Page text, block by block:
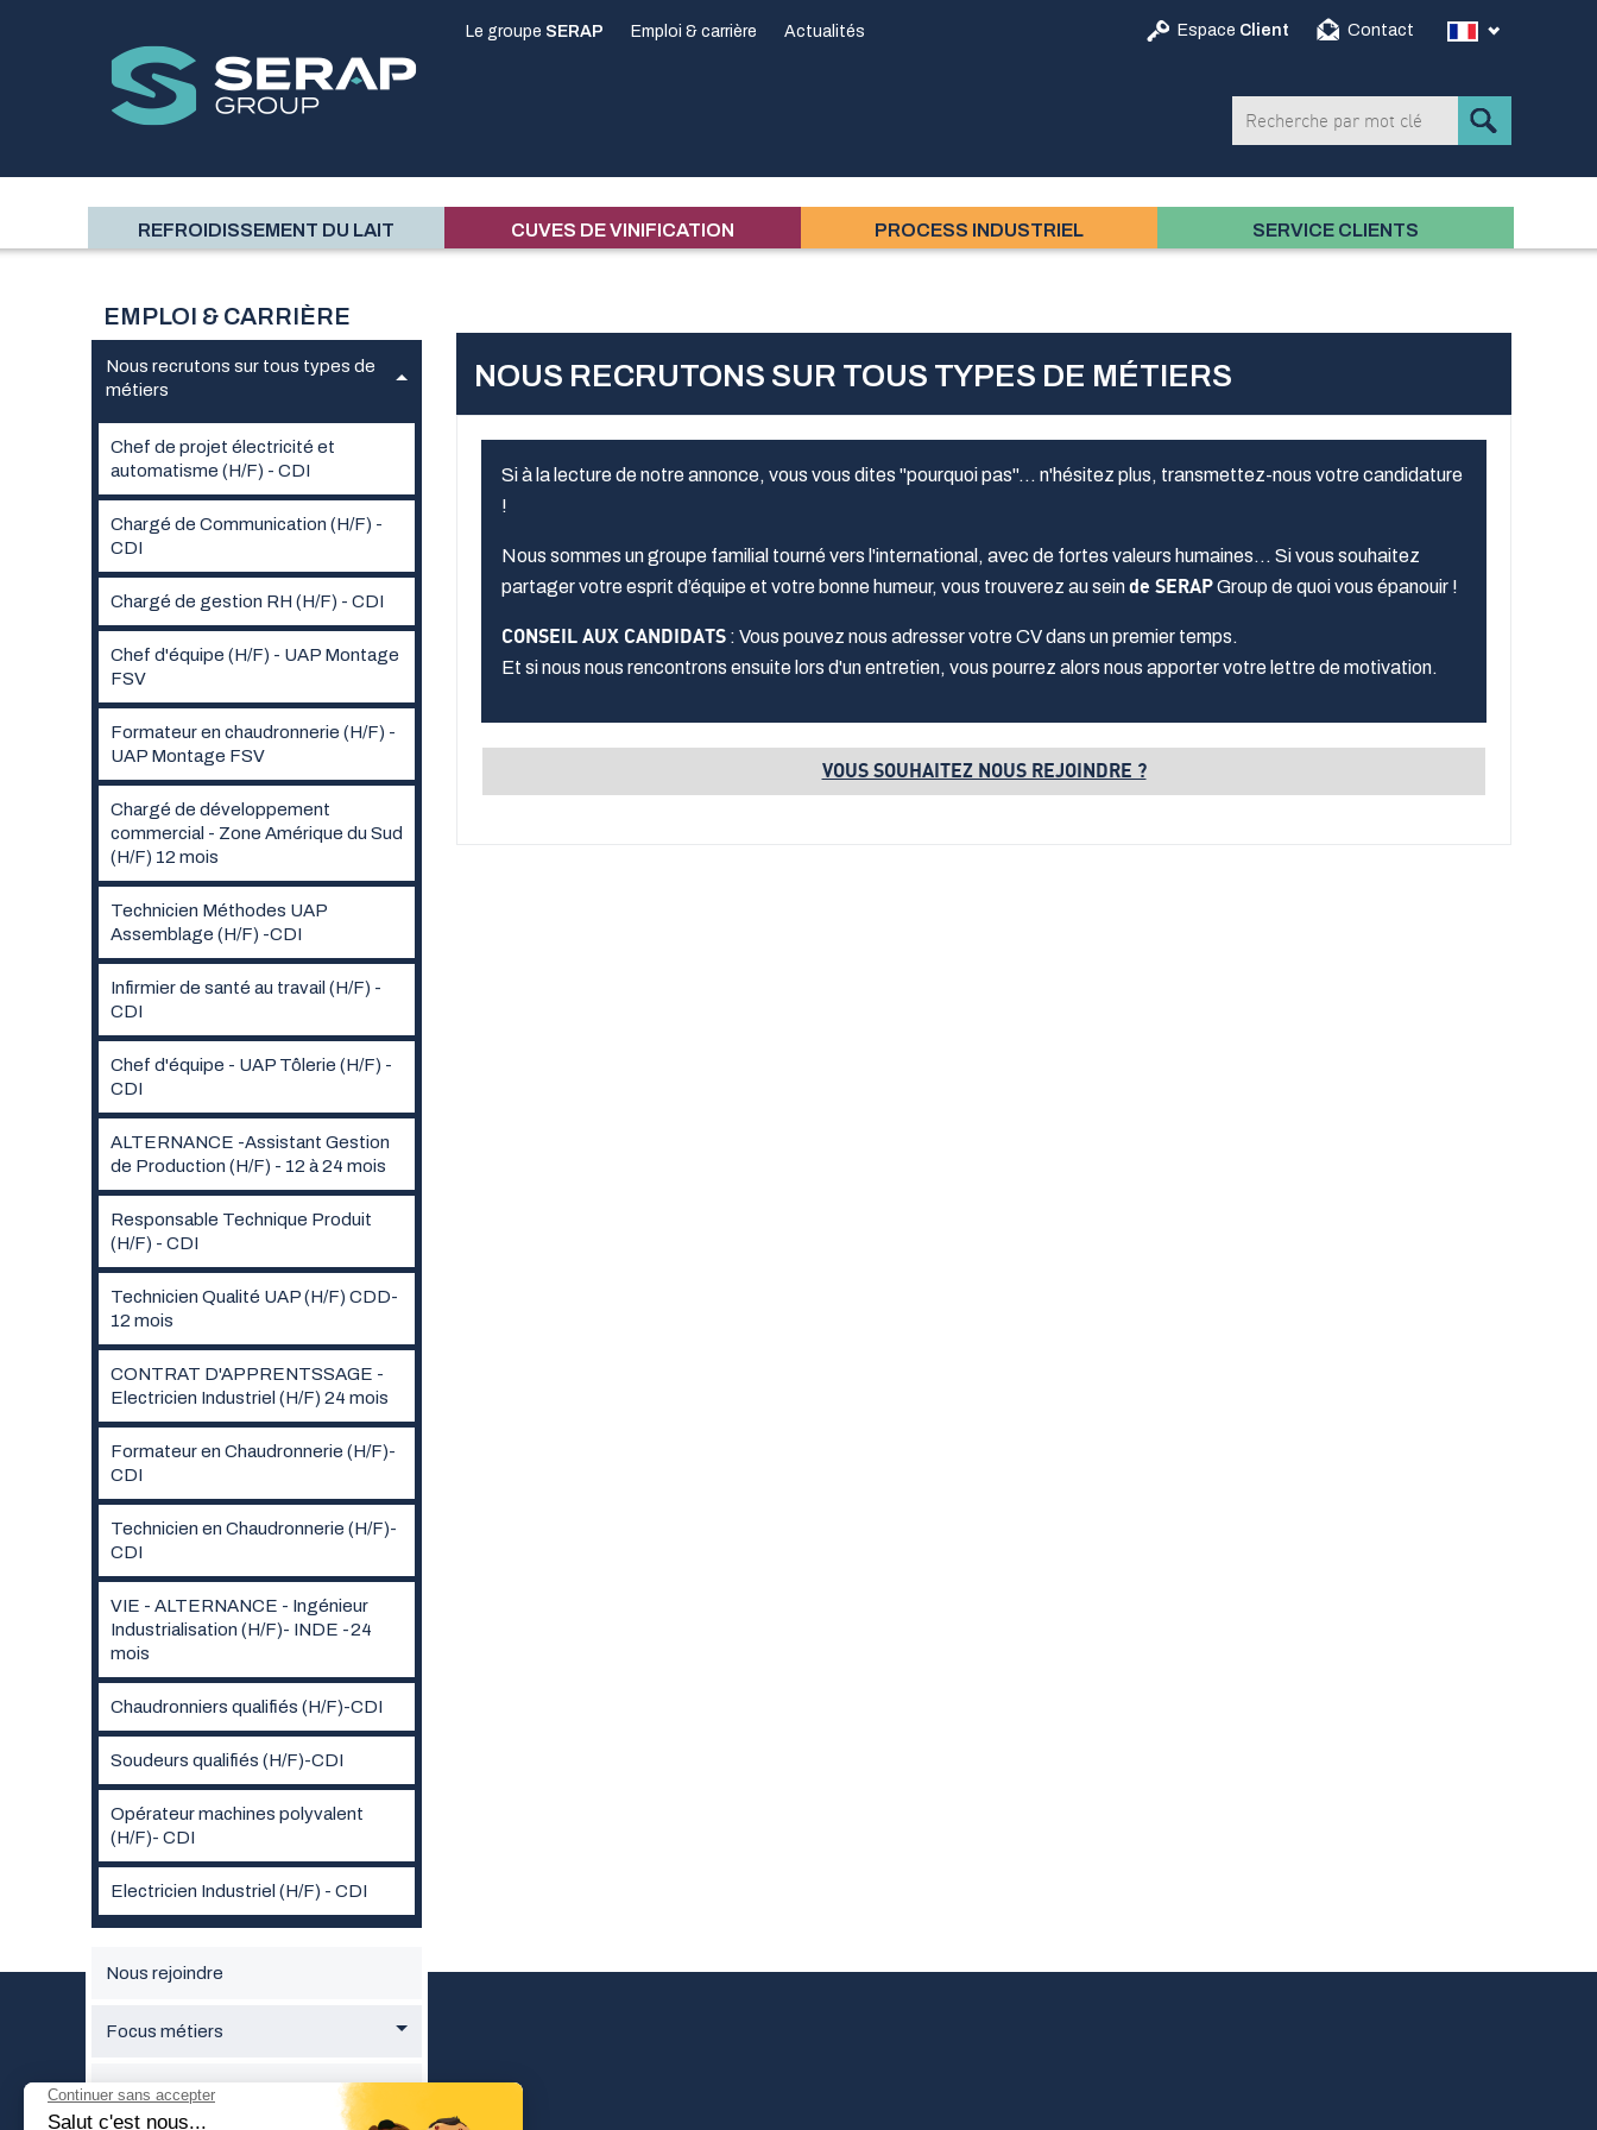
Espace Client Contact
Le groupe SERAP Emploi & carrière Actualités
REFROIDISSEMENT DU LAIT CUVES DE VINIFICATION PROCESS INDUSTRIEL SERVICE CLIENTS
NOUS RECRUTONS SUR TOUS TYPES DE MÉTIERS
Si à la lecture de notre annonce, vous vous dites "pourquoi pas"... n'hésitez plus, transmettez-nous votre candidature
!
Nous sommes un groupe familial tourné vers l'international, avec de fortes valeurs humaines… Si vous souhaitez
partager votre esprit d’équipe et votre bonne humeur, vous trouverez au seinde SERAPGroup de quoi vous épanouir !
CONSEIL AUX CANDIDATS: Vous pouvez nous adresser votre CV dans un premier temps.
Et si nous nous rencontrons ensuite lors d'un entretien, vous pourrez alors nous apporter votre lettre de motivation.
VOUS SOUHAITEZ NOUS REJOINDRE ?
EMPLOI & CARRIÈRE
Nous recrutons sur tous types de
métiers
Chef de projet électricité et
automatisme (H/F) - CDI
Chargé de Communication (H/F) -
CDI
Chargé de gestion RH (H/F) - CDI
Chef d'équipe (H/F) - UAP Montage
FSV
Formateur en chaudronnerie (H/F) -
UAP Montage FSV
Chargé de développement
commercial - Zone Amérique du Sud
(H/F) 12 mois
Technicien Méthodes UAP
Assemblage (H/F) -CDI
Infirmier de santé au travail (H/F) -
CDI
Chef d'équipe - UAP Tôlerie (H/F) -
CDI
ALTERNANCE -Assistant Gestion
de Production (H/F) - 12 à 24 mois
Responsable Technique Produit
(H/F) - CDI
Technicien Qualité UAP (H/F) CDD-
12 mois
CONTRAT D'APPRENTSSAGE -
Electricien Industriel (H/F) 24 mois
Formateur en Chaudronnerie (H/F)-
CDI
Technicien en Chaudronnerie (H/F)-
CDI
VIE - ALTERNANCE - Ingénieur
Industrialisation (H/F)- INDE -24
mois
Chaudronniers qualifiés (H/F)-CDI
Soudeurs qualifiés (H/F)-CDI
Opérateur machines polyvalent
(H/F)- CDI
Electricien Industriel (H/F) - CDI
Nous rejoindre
Focus métiers
Candidature spontanée